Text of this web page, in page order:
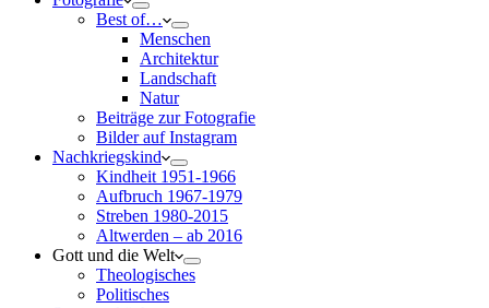
Best of…
Menschen
Architektur
Landschaft
Natur
Beiträge zur Fotografie
Bilder auf Instagram
Nachkriegskind
Kindheit 1951-1966
Aufbruch 1967-1979
Streben 1980-2015
Altwerden – ab 2016
Gott und die Welt
Theologisches
Politisches